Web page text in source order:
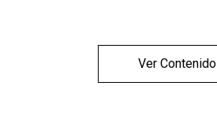
Ver Contenido